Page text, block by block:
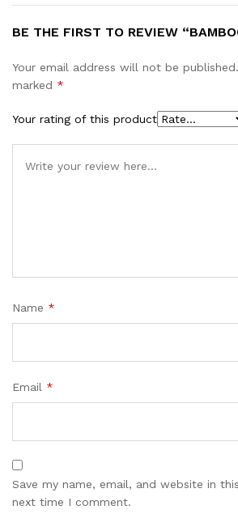
BE THE FIRST TO REVIEW
Your email address will not be published.
marked *
Your rating of this product
Name *
Email *
Save my name, email, and website in
next time I comment.